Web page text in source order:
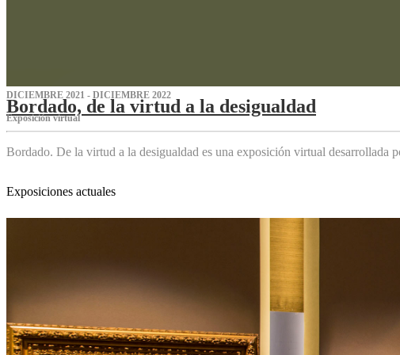
DICIEMBRE 2021 - DICIEMBRE 2022
Bordado, de la virtud a la desigualdad
Exposición virtual‌
Bordado. De la virtud a la desigualdad es una exposición virtual desarrollada
Exposiciones actuales